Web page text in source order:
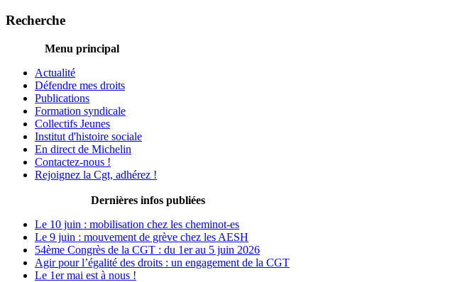
Recherche
Menu principal
Actualité
Défendre mes droits
Publications
Formation syndicale
Collectifs Jeunes
Institut d'histoire sociale
En direct de Michelin
Contactez-nous !
Rejoignez la Cgt, adhérez !
Dernières infos publiées
Le 10 juin : mobilisation chez les cheminot-es
Le 9 juin : mouvement de grève chez les AESH
54ème Congrès de la CGT : du 1er au 5 juin 2026
Agir pour l’égalité des droits : un engagement de la CGT
Le 1er mai est à nous !